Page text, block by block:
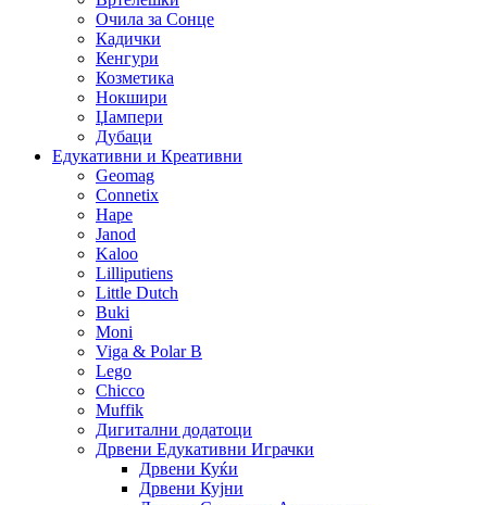
Очила за Сонце
Кадички
Кенгури
Козметика
Нокшири
Џампери
Дубаци
Едукативни и Креативни
Geomag
Connetix
Hape
Janod
Kaloo
Lilliputiens
Little Dutch
Buki
Moni
Viga & Polar B
Lego
Chicco
Muffik
Дигитални додатоци
Дрвени Едукативни Играчки
Дрвени Куќи
Дрвени Кујни